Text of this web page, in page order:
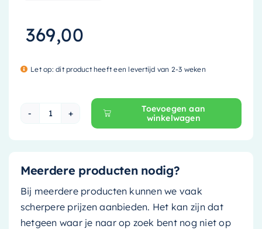
369,00
Let op: dit product heeft een levertijd van 2-3 weken
Mondiaz EASY Nis - 29.5x29.5cm - solid
Toevoegen aan
winkelwagen
Meerdere producten nodig?
Bij meerdere producten kunnen we vaak
scherpere prijzen aanbieden. Het kan zijn dat
hetgeen waar je naar op zoek bent nog niet op